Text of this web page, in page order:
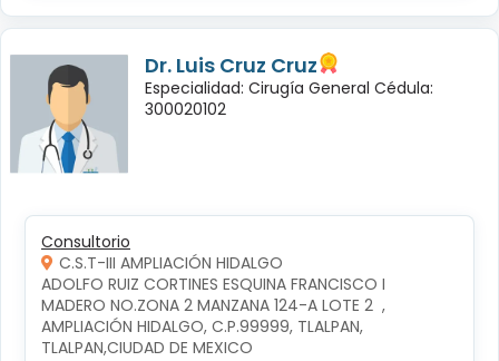
Dr. Luis Cruz Cruz
Especialidad: Cirugía General Cédula:
300020102
Consultorio
C.S.T-III AMPLIACIÓN HIDALGO
ADOLFO RUIZ CORTINES ESQUINA FRANCISCO I
MADERO NO.ZONA 2 MANZANA 124-A LOTE 2  ,
AMPLIACIÓN HIDALGO, C.P.99999, TLALPAN,
TLALPAN,CIUDAD DE MEXICO